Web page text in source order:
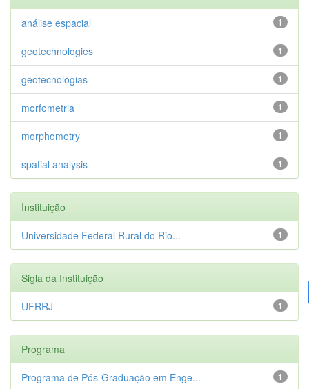
1
análise espacial
1
geotechnologies
1
geotecnologias
1
morfometria
1
morphometry
1
spatial analysis
Instituição
1
Universidade Federal Rural do Rio...
Sigla da Instituição
1
UFRRJ
Programa
1
Programa de Pós-Graduação em Enge...